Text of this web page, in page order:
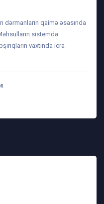
qaimə əsasında
sistemdə
vaxtında icra